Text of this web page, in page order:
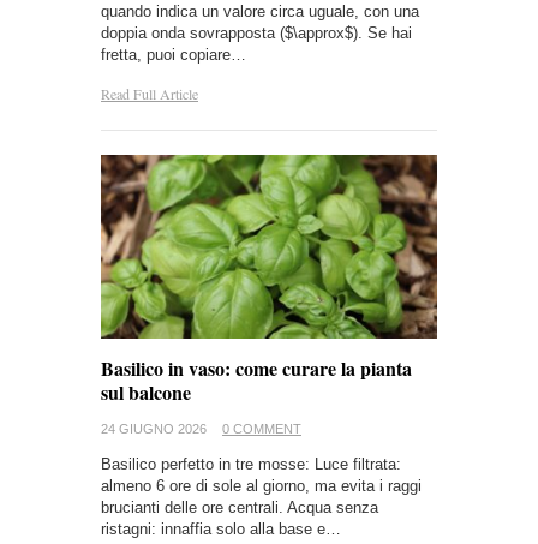
quando indica un valore circa uguale, con una
doppia onda sovrapposta ($\approx$). Se hai
fretta, puoi copiare…
Read Full Article
Basilico in vaso: come curare la pianta
sul balcone
24 GIUGNO 2026 0 COMMENT
Basilico perfetto in tre mosse: Luce filtrata:
almeno 6 ore di sole al giorno, ma evita i raggi
brucianti delle ore centrali. Acqua senza
ristagni: innaffia solo alla base e…